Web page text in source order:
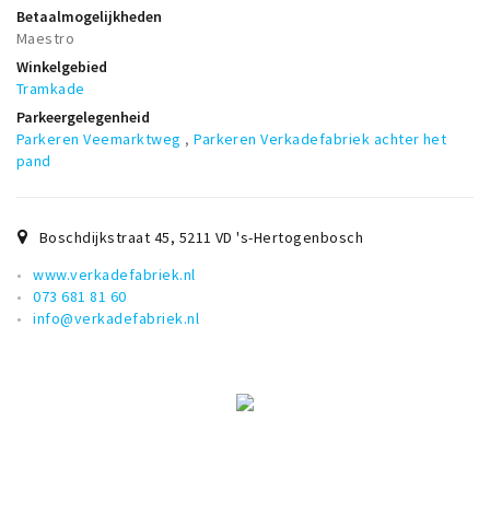
Betaalmogelijkheden
Maestro
Winkelgebied
Tramkade
Parkeergelegenheid
Parkeren Veemarktweg ,Parkeren Verkadefabriek achter het
pand
Boschdijkstraat 45, 5211 VD 's-Hertogenbosch
www.verkadefabriek.nl
073 681 81 60
info@verkadefabriek.nl